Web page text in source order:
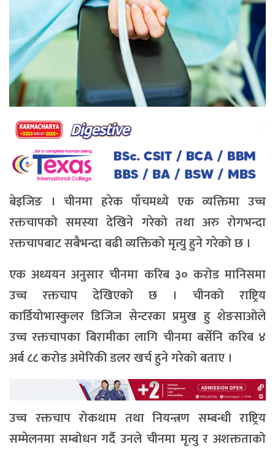
बेइजिङ । चीनमा हरेक पाँचमध्ये एक व्यक्तिमा उच्च
रक्तचापको समस्या देखिने गरेको तथा अरु रोगभन्दा
रक्तचापबाट सबैभन्दा बढी व्यक्तिको मृत्यु हुने गरेको छ ।
एक अध्ययन अनुसार चीनमा करिब ३० करोड मानिसमा
उच्च रक्तचाप देखिएको छ । चीनको राष्ट्रिय
कार्डियोभास्कुलर डिजिज सेन्टरका प्रमुख हु शेङसाओले
उच्च रक्तचापका बिरामीका लागि चीनमा बर्सेनि करिब ४
अर्ब ८८ करोड अमेरिकी डलर खर्च हुने गरेको बताए ।
उच्च रक्तचाप रोकथाम तथा नियन्त्रण सम्बन्धी राष्ट्रिय
सम्मेलनमा सम्बोधन गर्दै उनले चीनमा मृत्यु र अशक्तताको